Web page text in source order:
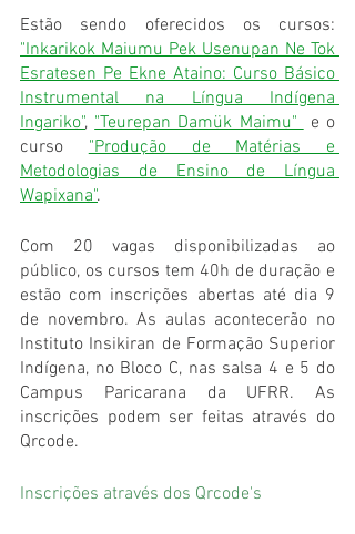
"Inkarikok Maiumu Pek Usenupan Ne Tok
Esratesen Pe Ekne Ataino: Curso Básico
Instrumental na Língua Indígena
Ingariko", "Teurepan Damük Maimu"
e o
curso "Produção de Matérias e
Metodologias de Ensino de Língua
Wapixana".
Com 20 vagas disponibilizadas ao
público, os cursos tem 40h de duração e
estão com inscrições abertas até dia 9
de novembro. As aulas acontecerão no
Instituto Insikiran de Formação Superior
Indígena, no Bloco C, nas salsa 4 e 5 do
Campus Paricarana da UFRR. As
inscrições podem ser feitas através do
Qrcode.
Inscrições através dos Qrcode's